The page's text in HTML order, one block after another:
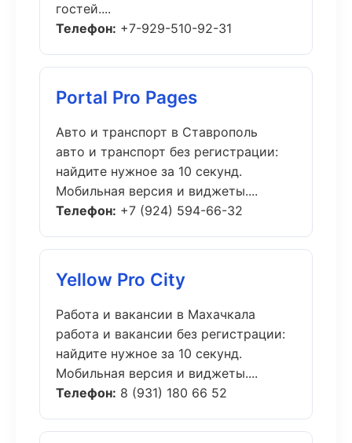
гостей....
Телефон: +7-929-510-92-31
Portal Pro Pages
Авто и транспорт в Ставрополь
авто и транспорт без регистрации:
найдите нужное за 10 секунд.
Мобильная версия и виджеты....
Телефон: +7 (924) 594-66-32
Yellow Pro City
Работа и вакансии в Махачкала
работа и вакансии без регистрации:
найдите нужное за 10 секунд.
Мобильная версия и виджеты....
Телефон: 8 (931) 180 66 52